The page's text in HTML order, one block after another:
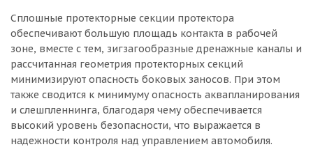
Сплошные протекторные секции протектора
обеспечивают большую площадь контакта в рабочей
зоне, вместе с тем, зигзагообразные дренажные каналы и
рассчитанная геометрия протекторных секций
минимизируют опасность боковых заносов. При этом
также сводится к минимуму опасность аквапланирования
и слешпленнинга, благодаря чему обеспечивается
высокий уровень безопасности, что выражается в
надежности контроля над управлением автомобиля.